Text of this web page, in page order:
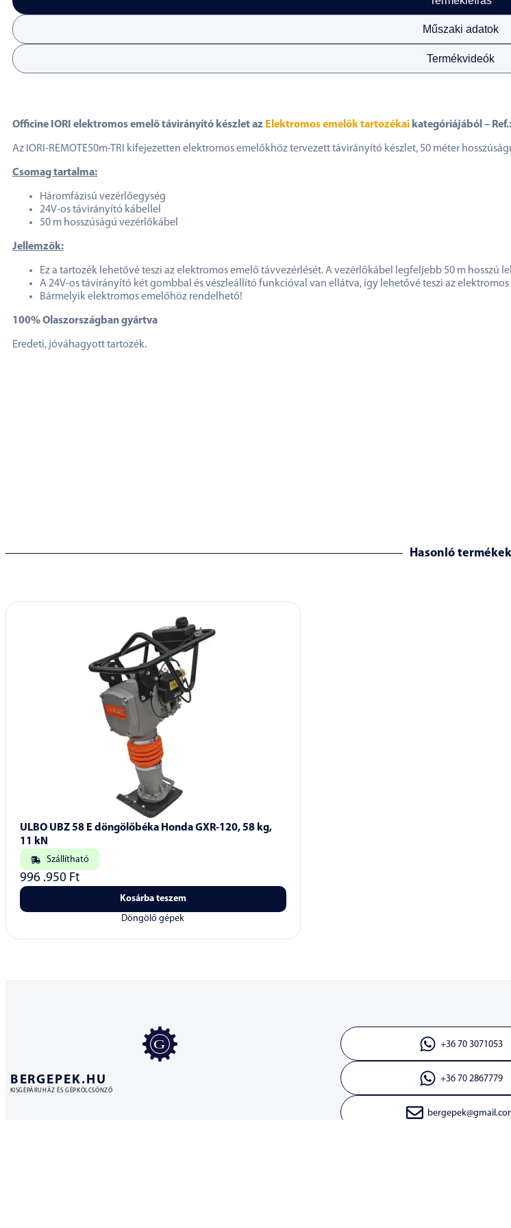
Műszaki adatok
Termékvideók
Officine IORI elektromos emelő távirányító készlet az Elektromos emelők tartozékai kategóriájából –
Az IORI-REMOTE50m-TRI kifejezetten elektromos emelőkhöz tervezett távirányító készlet, 50 méter
Csomag tartalma:
Háromfázisú vezérlőegység
24V-os távirányító kábellel
50 m hosszúságú vezérlőkábel
Jellemzők:
Ez a tartozék lehetővé teszi az elektromos emelő távvezérlését. A vezérlőkábel legfeljebb 50 m hosszú
A 24V-os távirányító két gombbal és vészleállító funkcióval van ellátva, így lehetővé teszi az
Bármelyik elektromos emelőhöz rendelhető!
100% Olaszországban gyártva
Eredeti, jóváhagyott tartozék.
Hasonló termékek
ULBO UBZ 58 E döngölőbéka Honda GXR-120, 58 kg,
11 kN
Szállítható
996 .950 Ft
Kosárba teszem
Döngölő gépek
BERGEPEK.HU
KISGÉPÁRUHÁZ ÉS GÉPKÖLCSÖNZŐ
+36 70 3071053
+36 70 2867779